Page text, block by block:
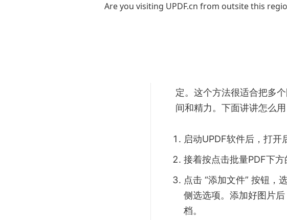
Are you visiting UPDF.cn from outsite this
文档，也有办法。
定。这个方法很适合把多
间和精力。下面讲讲怎么
启动UPDF软件后，打开
接着按点击批量PDF下方
点击 “添加文件” 按钮，
侧选选项。添加好图片
档。